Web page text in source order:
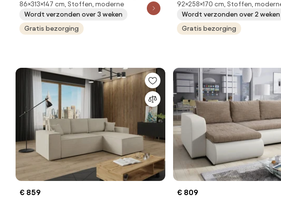
Aanwezig, 313x147x86cm, 145 kg,
Poten: Metaal
86×313×147 cm, Stoffen, moderne
Wordt verzonden over 3 weken
Gratis bezorging
Aanwezig, 258x170x92cm,
Poten: Kunststof, Metaal
92×258×170 cm, Stoffen,
Wordt verzonden over 2 weken
Gratis bezorging
€ 859
€ 809